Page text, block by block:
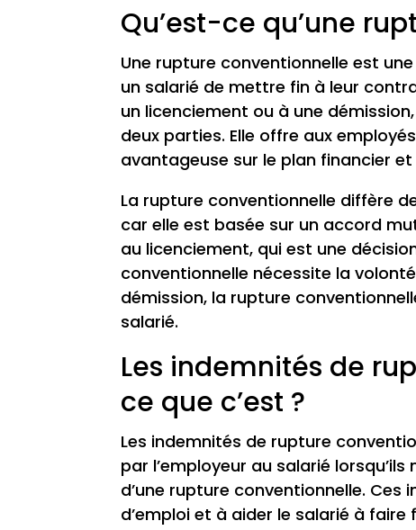
Qu’est-ce qu’une
Une rupture conventionnelle est
un salarié de mettre fin à leur
un licenciement ou à une
deux parties. Elle offre aux
avantageuse sur le plan financier
La rupture conventionnelle diffère
car elle est basée sur un accord
au licenciement, qui est une
conventionnelle nécessite la
démission, la rupture
salarié.
Les indemnités de
ce que c’est ?
Les indemnités de rupture
par l’employeur au salarié
d’une rupture conventionnelle.
d’emploi et à aider le salarié à